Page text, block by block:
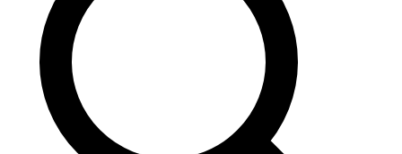
Spielplan
Teams
Tabelle